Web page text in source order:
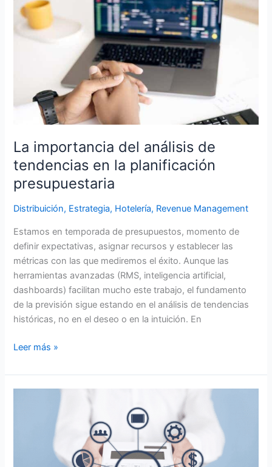
La importancia del análisis de
tendencias en la planificación
presupuestaria
Distribuición, Estrategia, Hotelería, Revenue Management
Estamos en temporada de presupuestos, momento de
definir expectativas, asignar recursos y establecer las
métricas con las que mediremos el éxito. Aunque las
herramientas avanzadas (RMS, inteligencia artificial,
dashboards) facilitan mucho este trabajo, el fundamento
de la previsión sigue estando en el análisis de tendencias
históricas, no en el deseo o en la intuición. En
importancia
del
análisis
planificación
presupuestaria
Leer más »
Conveniencia: